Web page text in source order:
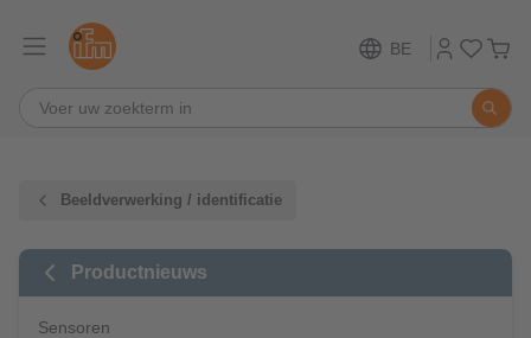
BE
Beeldverwerking / identificatie
Productnieuws
Sensoren